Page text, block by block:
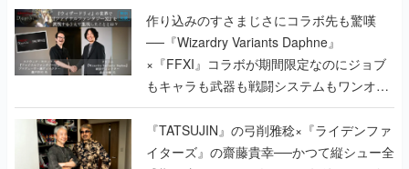
作り込みのすさまじさにコラボ先も驚嘆
──『Wizardry Variants Daphne』
×『FFXI』コラボが期間限定なのにジョブ
もキャラも武器も戦闘システムもワンオフ
で作り込まれた理由を両ディレクターに聞
く
『TATSUJIN』の弓削雅稔×『ライデンファ
イターズ』の齋藤貴幸──かつて縦シュー全